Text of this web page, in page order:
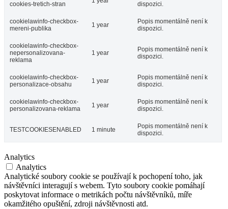
cookies-tretich-stran
dispozici.
cookielawinfo-checkbox-
mereni-publika
1 year
Popis momentálně není k
dispozici.
cookielawinfo-checkbox-
nepersonalizovana-
reklama
1 year
Popis momentálně není k
dispozici.
cookielawinfo-checkbox-
personalizace-obsahu
1 year
Popis momentálně není k
dispozici.
cookielawinfo-checkbox-
personalizovana-reklama
1 year
Popis momentálně není k
dispozici.
TESTCOOKIESENABLED 1 minute
Popis momentálně není k
dispozici.
Analytics
Analytics
Analytické soubory cookie se používají k pochopení toho, jak
návštěvníci interagují s webem. Tyto soubory cookie pomáhají
poskytovat informace o metrikách počtu návštěvníků, míře
okamžitého opuštění, zdroji návštěvnosti atd.